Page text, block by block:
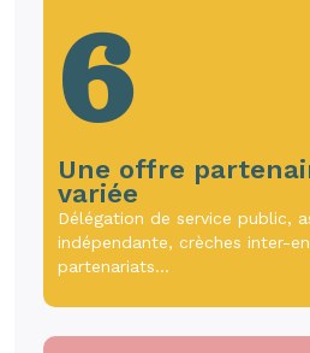
6
Une offre
variée
Délégation de service public,
indépendante, crèches inter-
partenariats…